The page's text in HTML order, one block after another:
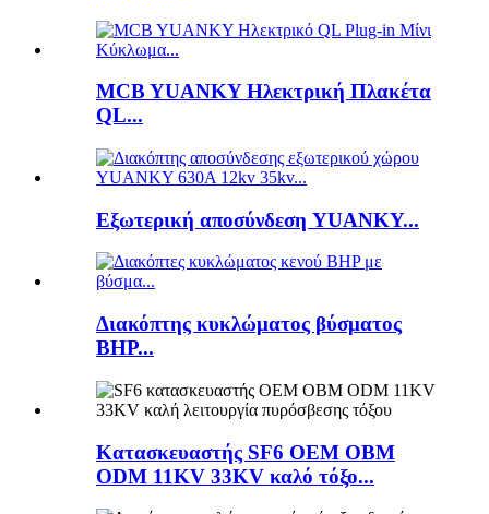
MCB YUANKY Ηλεκτρική Πλακέτα
QL...
Εξωτερική αποσύνδεση YUANKY...
Διακόπτης κυκλώματος βύσματος
BHP...
Κατασκευαστής SF6 OEM OBM
ODM 11KV 33KV καλό τόξο...